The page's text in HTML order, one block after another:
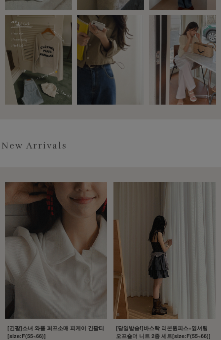
New Arrivals
[긴팔]소녀 와플 퍼프소매 피케이 긴팔티
[size:F(55~66)]
[당일발송!]바스락 리본원피스+옆셔링
오프숄더 니트 2종 세트[size:F(55~66)]